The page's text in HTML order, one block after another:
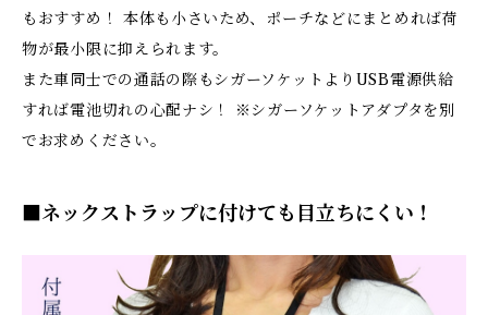
もおすすめ！ ​本体も小さいため、ポーチなどにまとめれば荷
物が最小限に抑えられます。
また車同士での通話の際もシガーソケットよりUSB電源供給
すれば電池切れの心配ナシ！ ※シガーソケットアダプタを別
でお求めください。
■ネックストラップに付けても目立ちにくい！